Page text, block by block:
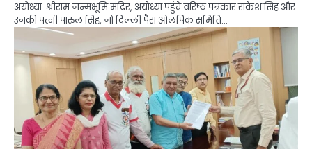
अयोध्या: श्रीराम जन्मभूमि मंदिर, अयोध्या पहुंचे वरिष्ठ पत्रकार राकेश सिंह और
उनकी पत्नी पारुल सिंह, जो दिल्ली पैरा ओलंपिक समिति…